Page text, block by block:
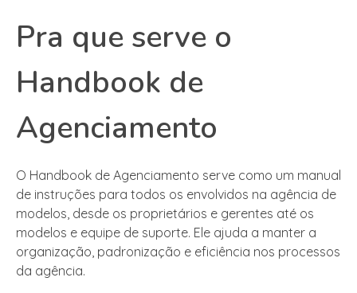
Pra que serve o
Handbook de
Agenciamento
O Handbook de Agenciamento serve como um manual
de instruções para todos os envolvidos na agência de
modelos, desde os proprietários e gerentes até os
modelos e equipe de suporte. Ele ajuda a manter a
organização, padronização e eficiência nos processos
da agência.